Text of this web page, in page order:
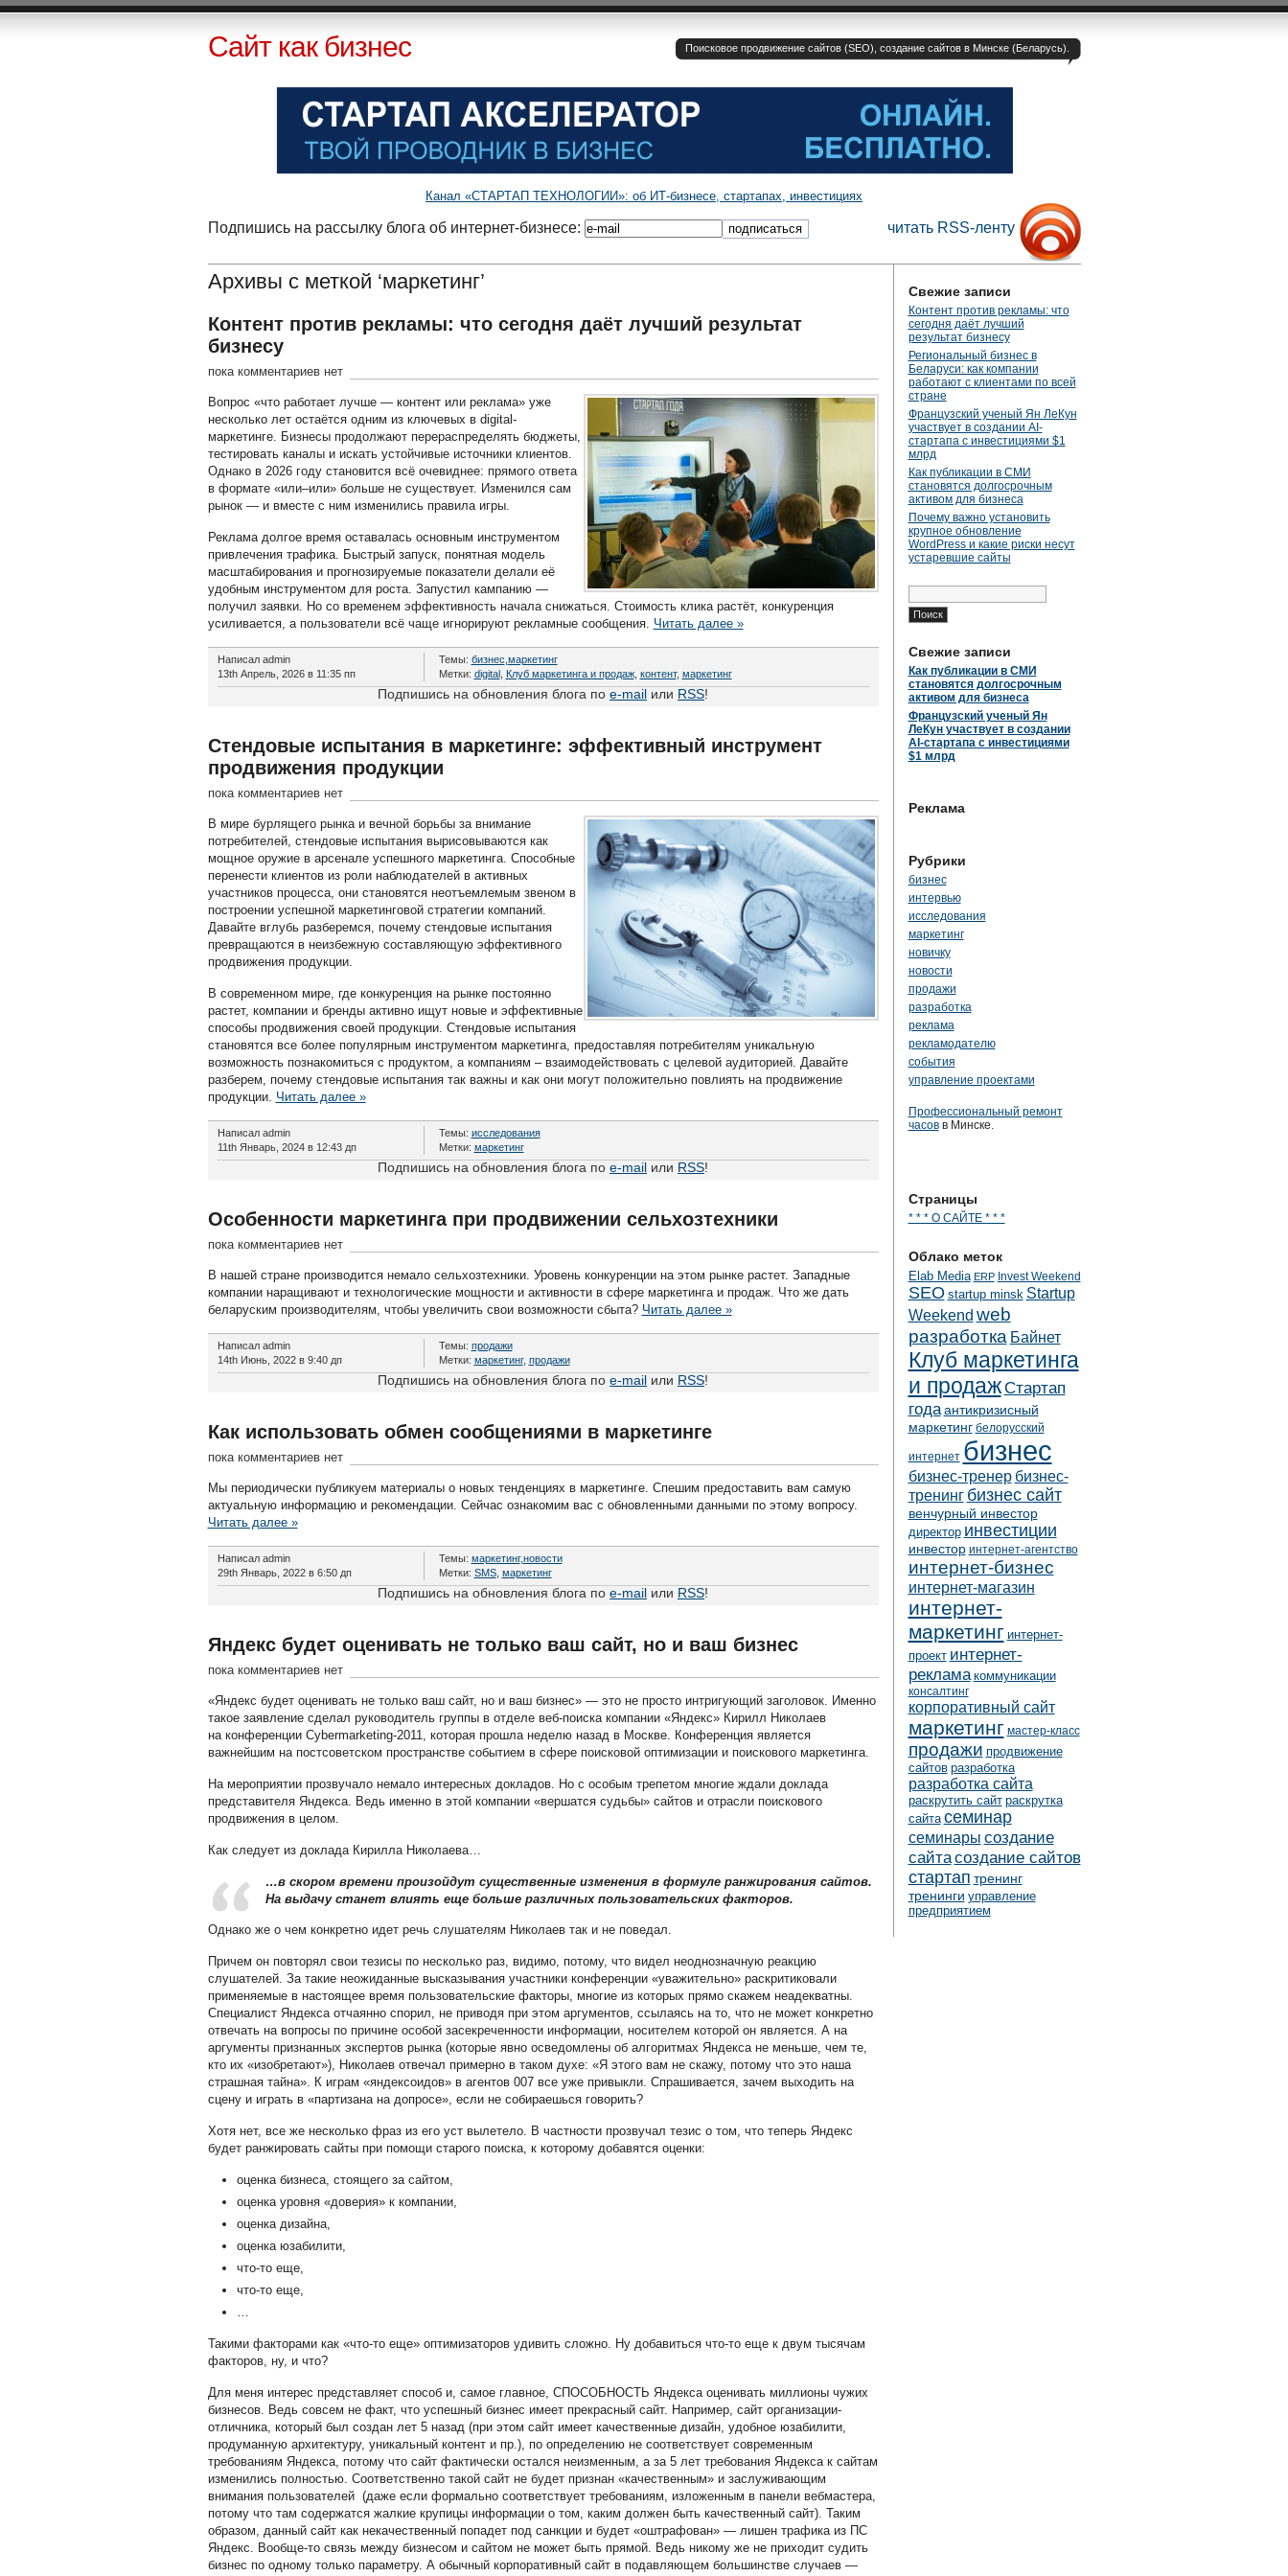
Сайт как бизнес Поисковое продвижение сайтов (SEO), создание сайтов в Минске (Беларусь).
Канал «СТАРТАП ТЕХНОЛОГИИ»: об ИТ-бизнесе, стартапах, инвестициях
Подпишись на рассылку блога об интернет-бизнесе: читать RSS-ленту
Архивы с меткой ‘маркетинг’
Контент против рекламы: что сегодня даёт лучший результат
бизнесу
пока комментариев нет
Вопрос «что работает лучше — контент или реклама» уже
несколько лет остаётся одним из ключевых в digital-
маркетинге. Бизнесы продолжают перераспределять бюджеты,
тестировать каналы и искать устойчивые источники клиентов.
Однако в 2026 году становится всё очевиднее: прямого ответа
в формате «или–или» больше не существует. Изменился сам
рынок — и вместе с ним изменились правила игры.
Реклама долгое время оставалась основным инструментом
привлечения трафика. Быстрый запуск, понятная модель
масштабирования и прогнозируемые показатели делали её
удобным инструментом для роста. Запустил кампанию —
получил заявки. Но со временем эффективность начала снижаться. Стоимость клика растёт, конкуренция
усиливается, а пользователи всё чаще игнорируют рекламные сообщения. Читать далее »
Написал admin
13th Апрель, 2026 в 11:35 пп
Темы: бизнес маркетинг
Метки: digital, Клуб маркетинга и продаж, контент, маркетинг
Подпишись на обновления блога по e-mail или RSS!
Стендовые испытания в маркетинге: эффективный инструмент
продвижения продукции
пока комментариев нет
В мире бурлящего рынка и вечной борьбы за внимание
потребителей, стендовые испытания вырисовываются как
мощное оружие в арсенале успешного маркетинга. Способные
перенести клиентов из роли наблюдателей в активных
участников процесса, они становятся неотъемлемым звеном в
построении успешной маркетинговой стратегии компаний.
Давайте вглубь разберемся, почему стендовые испытания
превращаются в неизбежную составляющую эффективного
продвижения продукции.
В современном мире, где конкуренция на рынке постоянно
растет, компании и бренды активно ищут новые и эффективные
способы продвижения своей продукции. Стендовые испытания
становятся все более популярным инструментом маркетинга, предоставляя потребителям уникальную
возможность познакомиться с продуктом, а компаниям – взаимодействовать с целевой аудиторией. Давайте
разберем, почему стендовые испытания так важны и как они могут положительно повлиять на продвижение
продукции. Читать далее »
Написал admin
11th Январь, 2024 в 12:43 дп
Темы: исследования
Метки: маркетинг
Подпишись на обновления блога по e-mail или RSS!
Особенности маркетинга при продвижении сельхозтехники
пока комментариев нет
В нашей стране производится немало сельхозтехники. Уровень конкуренции на этом рынке растет. Западные
компании наращивают и технологические мощности и активности в сфере маркетинга и продаж. Что же дать
беларуским производителям, чтобы увеличить свои возможности сбыта? Читать далее »
Написал admin
14th Июнь, 2022 в 9:40 дп
Темы: продажи
Метки: маркетинг, продажи
Подпишись на обновления блога по e-mail или RSS!
Как использовать обмен сообщениями в маркетинге
пока комментариев нет
Мы периодически публикуем материалы о новых тенденциях в маркетинге. Спешим предоставить вам самую
актуальную информацию и рекомендации. Сейчас ознакомим вас с обновленными данными по этому вопросу.
Читать далее »
Написал admin
29th Январь, 2022 в 6:50 дп
Темы: маркетинг,новости
Метки: SMS, маркетинг
Подпишись на обновления блога по e-mail или RSS!
Яндекс будет оценивать не только ваш сайт, но и ваш бизнес
пока комментариев нет
«Яндекс будет оценивать не только ваш сайт, но и ваш бизнес» — это не просто интригующий заголовок. Именно
такое заявление сделал руководитель группы в отделе веб-поиска компании «Яндекс» Кирилл Николаев
на конференции Cybermarketing-2011, которая прошла неделю назад в Москве. Конференция является
важнейшим на постсоветском пространстве событием в сфере поисковой оптимизации и поискового маркетинга.
На мероприятии прозвучало немало интересных докладов. Но с особым трепетом многие ждали доклада
представителя Яндекса. Ведь именно в этой компании «вершатся судьбы» сайтов и отрасли поискового
продвижения в целом.
Как следует из доклада Кирилла Николаева…
…в скором времени произойдут существенные изменения в формуле ранжирования сайтов.
На выдачу станет влиять еще больше различных пользовательских факторов.
Однако же о чем конкретно идет речь слушателям Николаев так и не поведал.
Причем он повторял свои тезисы по несколько раз, видимо, потому, что видел неоднозначную реакцию
слушателей. За такие неожиданные высказывания участники конференции «уважительно» раскритиковали
применяемые в настоящее время пользовательские факторы, многие из которых прямо скажем неадекватны.
Специалист Яндекса отчаянно спорил, не приводя при этом аргументов, ссылаясь на то, что не может конкретно
отвечать на вопросы по причине особой засекреченности информации, носителем которой он является. А на
аргументы признанных экспертов рынка (которые явно осведомлены об алгоритмах Яндекса не меньше, чем те,
кто их «изобретают»), Николаев отвечал примерно в таком духе: «Я этого вам не скажу, потому что это наша
страшная тайна». К играм «яндексоидов» в агентов 007 все уже привыкли. Спрашивается, зачем выходить на
сцену и играть в «партизана на допросе», если не собираешься говорить?
Хотя нет, все же несколько фраз из его уст вылетело. В частности прозвучал тезис о том, что теперь Яндекс
будет ранжировать сайты при помощи старого поиска, к которому добавятся оценки:
оценка бизнеса, стоящего за сайтом,
оценка уровня «доверия» к компании,
оценка дизайна,
оценка юзабилити,
что-то еще,
что-то еще,
…
Такими факторами как «что-то еще» оптимизаторов удивить сложно. Ну добавиться что-то еще к двум тысячам
факторов, ну, и что?
Для меня интерес представляет способ и, самое главное, СПОСОБНОСТЬ Яндекса оценивать миллионы чужих
бизнесов. Ведь совсем не факт, что успешный бизнес имеет прекрасный сайт. Например, сайт организации-
отличника, который был создан лет 5 назад (при этом сайт имеет качественные дизайн, удобное юзабилити,
продуманную архитектуру, уникальный контент и пр.), по определению не соответствует современным
требованиям Яндекса, потому что сайт фактически остался неизменным, а за 5 лет требования Яндекса к сайтам
изменились полностью. Соответственно такой сайт не будет признан «качественным»и заслуживающим
внимания пользователей (даже если формально соответствует требованиям, изложенным в панели вебмастера,
потому что там содержатся жалкие крупицы информации о том, каким должен быть качественный сайт). Таким
образом, данный сайт как некачественный попадет под санкции и будет «оштрафован» — лишен трафика из ПС
Яндекс. Вообще-то связь между бизнесом и сайтом не может быть прямой. Ведь никому же не приходит судить
бизнес по одному только параметру. А обычный корпоративный сайт в подавляющем большинстве случаев —
Свежие записи
Контент против рекламы: что
сегодня даёт лучший
результат бизнесу
Региональный бизнес в
Беларуси: как компании
работают с клиентами по всей
стране
Французский ученый Ян ЛеКун
участвует в создании AI-
стартапа с инвестициями $1
млрд
Как публикации в СМИ
становятся долгосрочным
активом для бизнеса
Почему важно установить
крупное обновление
WordPress и какие риски несут
устаревшие сайты
Найти:
Свежие записи
Как публикации в СМИ
становятся долгосрочным
активом для бизнеса
Французский ученый Ян
ЛеКун участвует в создании
AI-стартапа с инвестициями
$1 млрд
Реклама
Рубрики
бизнес
интервью
исследования
маркетинг
новичку
новости
продажи
разработка
реклама
рекламодателю
события
управление проектами
Профессиональный ремонт
часовв Минске.
Страницы
* * * О САЙТЕ * * *
Облако меток
Elab Media ERP Invest Weekend
SEO startup minsk Startup
Weekend web
разработка Байнет
Клуб маркетинга
и продажСтартап
года антикризисный
маркетинг белорусский
интернет бизнес
бизнес-тренер бизнес-
тренинг бизнес сайт
венчурный инвестор
директор инвестиции
инвестор интернет-агентство
интернет-бизнес
интернет-магазин
интернет-
маркетинг интернет-
проект интернет-
реклама коммуникации
консалтинг
корпоративный сайт
маркетинг мастер-класс
продажи продвижение
сайтов разработка
разработка сайта
раскрутить сайт раскрутка
сайта семинар
семинары создание
сайтасоздание сайтов
стартап тренинг
тренинги управление
предприятием